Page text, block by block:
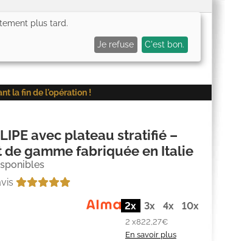
0) Mon panier (0
la fin de l'opération !
avec plateau stratifié –
gamme fabriquée en Italie
2x 3x 4x 10x
2 x822,27€
En savoir plus
plus tard.
Je refuse C'est bon.